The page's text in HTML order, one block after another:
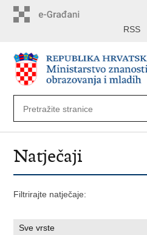
RSS
Natječaji
Filtrirajte natječaje: